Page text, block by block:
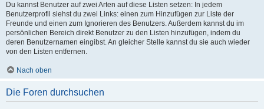
Du kannst Benutzer auf zwei Arten auf diese Listen setzen: In jedem
Benutzerprofil siehst du zwei Links: einen zum Hinzufügen zur Liste der
Freunde und einen zum Ignorieren des Benutzers. Außerdem kannst du im
persönlichen Bereich direkt Benutzer zu den Listen hinzufügen, indem du
deren Benutzernamen eingibst. An gleicher Stelle kannst du sie auch wieder
von den Listen entfernen.
Nach oben
Die Foren durchsuchen